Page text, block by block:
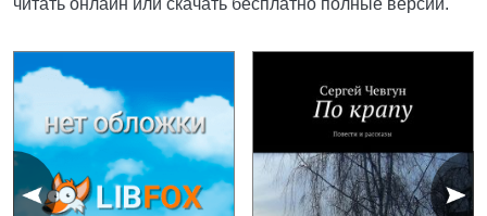
читать онлайн или скачать бесплатно полные версии.